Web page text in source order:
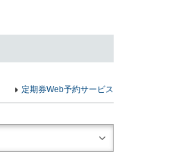
定期券Web予約サービス